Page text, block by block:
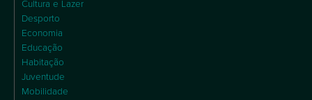
Santo Amaro
Santo António
São Roque
Ambiente
Ação Social